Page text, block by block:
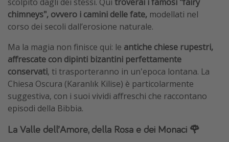
chimneys", ovvero i camini delle fate, modellati nel
corso dei secoli dall’erosione naturale.
Ma la magia non finisce qui: le antiche chiese rupestri,
affrescate con dipinti bizantini perfettamente
conservati, ti trasporteranno in un'epoca lontana. La
Chiesa Oscura (Karanlık Kilise) è particolarmente
suggestiva, con i suoi vividi affreschi che raccontano
episodi della Bibbia.
La Valle dell’Amore, della Rosa e dei Monaci 🌹